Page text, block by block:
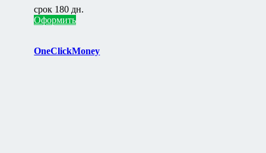
срок 180 дн.
Оформить
OneClickMoney